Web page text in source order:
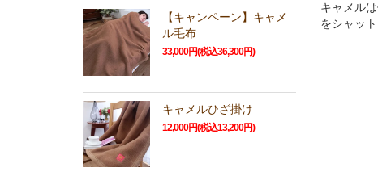
キャメル
をシャッ
【キャンペーン】キャメ
ル毛布
33,000円(税込36,300円)
キャメルひざ掛け
12,000円(税込13,200円)